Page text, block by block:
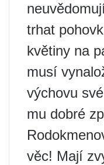
trhat
květiny na
musí
výchovu
mu dobré
věc! Mají